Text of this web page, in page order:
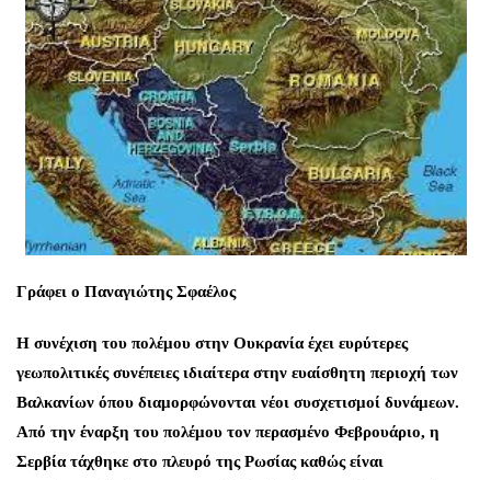
Γράφει ο Παναγιώτης Σφαέλος
Η συνέχιση του πολέμου στην Ουκρανία έχει ευρύτερες
γεωπολιτικές συνέπειες ιδιαίτερα στην ευαίσθητη περιοχή των
Βαλκανίων όπου διαμορφώνονται νέοι συσχετισμοί δυνάμεων.
Από την έναρξη του πολέμου τον περασμένο Φεβρουάριο, η
Σερβία τάχθηκε στο πλευρό της Ρωσίας καθώς είναι